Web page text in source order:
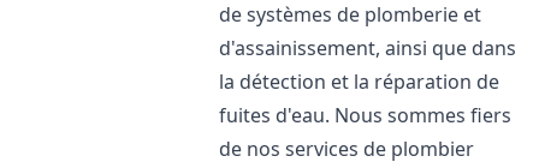
de systèmes de plomberie et
d'assainissement, ainsi que dans
la détection et la réparation de
fuites d'eau. Nous sommes fiers
de nos services de plombier